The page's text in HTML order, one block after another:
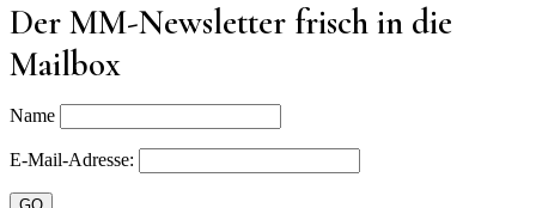
Der MM-Newsletter frisch in die
Mailbox
Name
E-Mail-Adresse: